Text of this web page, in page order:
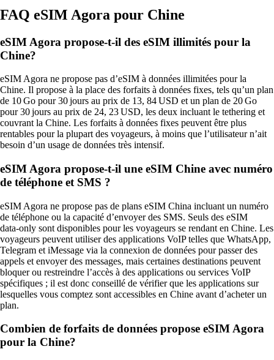
FAQ eSIM Agora pour Chine
eSIM Agora propose-t-il des eSIM illimités pour la
Chine?
eSIM Agora ne propose pas d’eSIM à données illimitées pour la
Chine. Il propose à la place des forfaits à données fixes, tels qu’un plan
de 10 Go pour 30 jours au prix de 13, 84 USD et un plan de 20 Go
pour 30 jours au prix de 24, 23 USD, les deux incluant le tethering et
couvrant la Chine. Les forfaits à données fixes peuvent être plus
rentables pour la plupart des voyageurs, à moins que l’utilisateur n’ait
besoin d’un usage de données très intensif.
eSIM Agora propose-t-il une eSIM Chine avec numéro
de téléphone et SMS ?
eSIM Agora ne propose pas de plans eSIM China incluant un numéro
de téléphone ou la capacité d’envoyer des SMS. Seuls des eSIM
data‑only sont disponibles pour les voyageurs se rendant en Chine. Les
voyageurs peuvent utiliser des applications VoIP telles que WhatsApp,
Telegram et iMessage via la connexion de données pour passer des
appels et envoyer des messages, mais certaines destinations peuvent
bloquer ou restreindre l’accès à des applications ou services VoIP
spécifiques ; il est donc conseillé de vérifier que les applications sur
lesquelles vous comptez sont accessibles en Chine avant d’acheter un
plan.
Combien de forfaits de données propose eSIM Agora
pour la Chine?